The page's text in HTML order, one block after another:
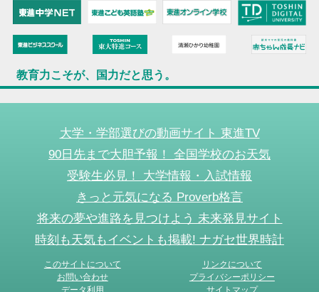
教育力こそが、国力だと思う。
大学・学部選びの動画サイト 東進TV
90日先まで大胆予報！ 全国学校のお天気
受験生必見！ 大学情報・入試情報
きっと元気になる Proverb格言
将来の夢や進路を見つけよう 未来発見サイト
時刻も天気もイベントも掲載! ナガセ世界時計
このサイトについて
リンクについて
お問い合わせ
プライバシーポリシー
データ利用
サイトマップ